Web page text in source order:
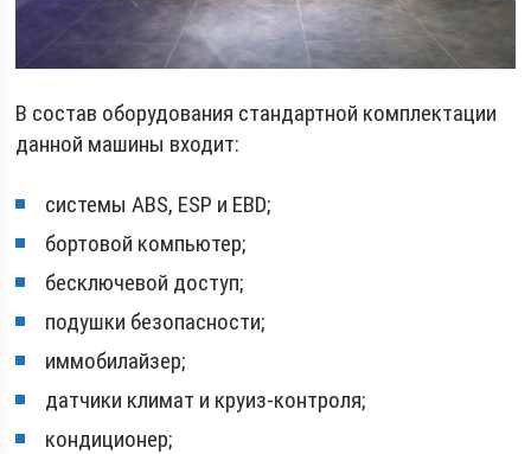
В состав оборудования стандартной комплектации
данной машины входит:
системы ABS, ESP и EBD;
бортовой компьютер;
бесключевой доступ;
подушки безопасности;
иммобилайзер;
датчики климат и круиз-контроля;
кондиционер;